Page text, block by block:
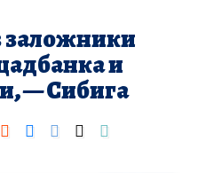
заложники
и
— Сибига